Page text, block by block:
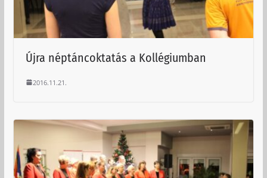
Újra néptáncoktatás a Kollégiumban
2016.11.21.